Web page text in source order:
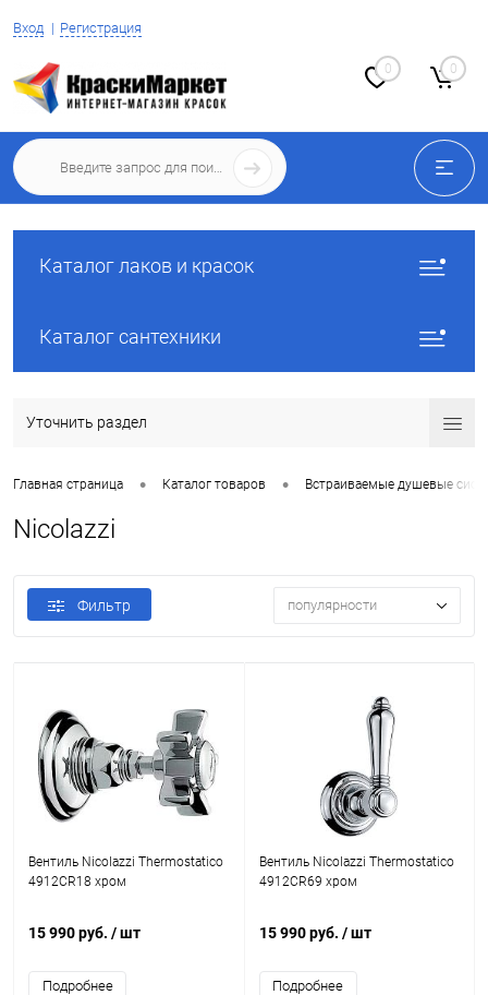
Вход Регистрация
0 0
Каталог лаков и красок
Каталог сантехники
Уточнить раздел
Главная страница • Каталог товаров • Встраиваемые душевые
Nicolazzi
Фильтр популярности
Вентиль Nicolazzi Thermostatico
4912CR18 хром
15 990 руб. / шт
Подробнее
Вентиль Nicolazzi Thermostatico
4912CR69 хром
15 990 руб. / шт
Подробнее